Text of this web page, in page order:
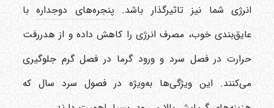
انرژی شما نیز تاثیرگذار باشد. پنجره‌های دوجدارهبا
عایق‌بندی خوب، مصرف انرژی را کاهش داده و از هدررفت
حرارت در فصل سرد و ورود گرما در فصل گرم جلوگیری
می‌کنند. این ویژگی‌ها به‌ویژه در فصول سرد سال که